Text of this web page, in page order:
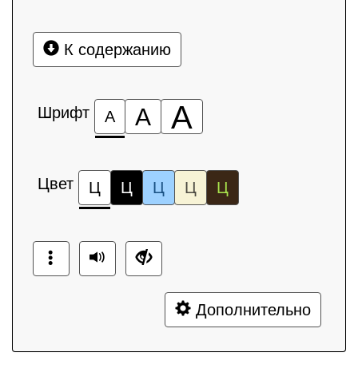
К содержанию
Шрифт А А А
Цвет Ц Ц Ц Ц Ц
Дополнительно